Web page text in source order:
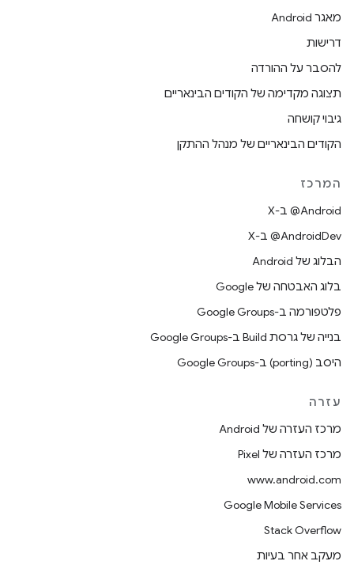
מאגר Android
דרישות
להסבר על ההורדה
תצוגה מקדימה של הקודים הבינאריים
גיבוי קושחה
הקודים הבינאריים של מנהל ההתקן
המרכז
‫‎@Android ב-X
‫‎@AndroidDev ב-X
הבלוג של Android
בלוג האבטחה של Google
פלטפורמה ב-Google Groups
בנייה של גרסת Build ב-Google Groups
היסב (porting) ב-Google Groups
עזרה
מרכז העזרה של Android
מרכז העזרה של Pixel
www.android.com
Google Mobile Services
Stack Overflow
מעקב אחר בעיות